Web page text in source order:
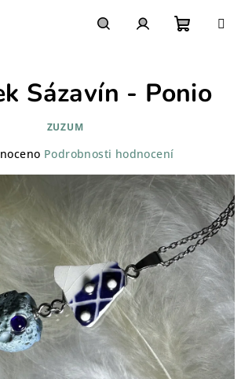
košík
Sázavín - Ponio
ZUZUM
Podrobnosti hodnocení